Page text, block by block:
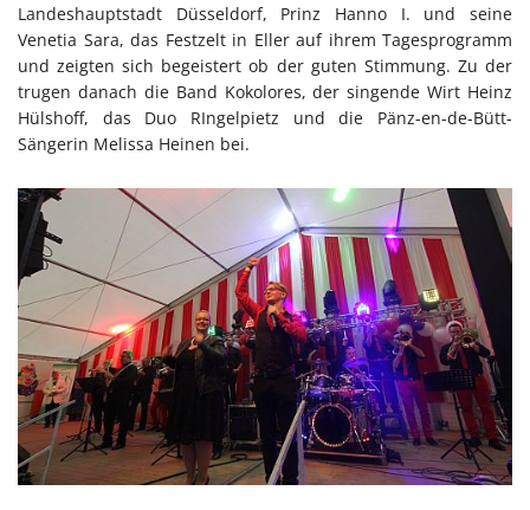
Landeshauptstadt Düsseldorf, Prinz Hanno I. und seine
Venetia Sara, das Festzelt in Eller auf ihrem Tagesprogramm
und zeigten sich begeistert ob der guten Stimmung. Zu der
trugen danach die Band Kokolores, der singende Wirt Heinz
Hülshoff, das Duo RIngelpietz und die Pänz-en-de-Bütt-
Sängerin Melissa Heinen bei.